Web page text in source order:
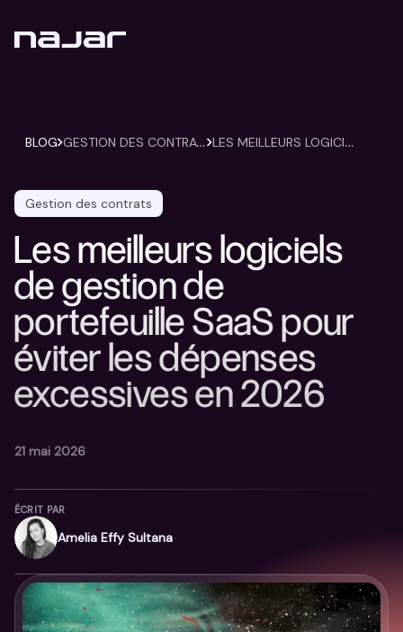
BLOG G
ESTION DES CONTRATS L
ES MEILLEURS LOGICIELS DE GESTION DE PORTEFEUILLE SAAS POUR ÉVITER LES DÉPENSES EXCESSIVES EN 2026
Gestion des contrats
Les meilleurs logiciels
de gestion de
portefeuille SaaS pour
éviter les dépenses
excessives en 2026
21 mai 2026
ÉCRIT PAR
Amelia Effy Sultana